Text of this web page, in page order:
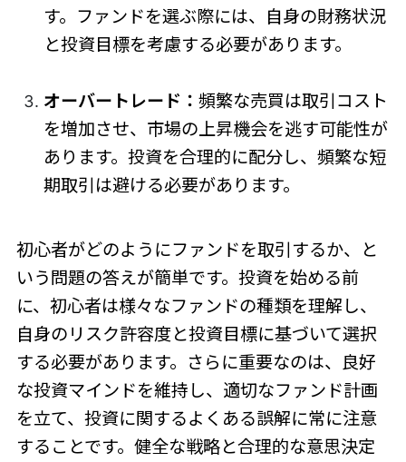
す。ファンドを選ぶ際には、自身の財務状況
と投資目標を考慮する必要があります。
オーバートレード： 頻繁な売買は取引コスト
を増加させ、市場の上昇機会を逃す可能性が
あります。投資を合理的に配分し、頻繁な短
期取引は避ける必要があります。
初心者がどのようにファンドを取引するか、と
いう問題の答えが簡単です。投資を始める前
に、初心者は様々なファンドの種類を理解し、
自身のリスク許容度と投資目標に基づいて選択
する必要があります。さらに重要なのは、良好
な投資マインドを維持し、適切なファンド計画
を立て、投資に関するよくある誤解に常に注意
することです。健全な戦略と合理的な意思決定